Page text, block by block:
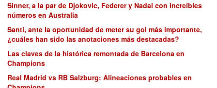
Sinner, a la par de Djokovic, Federer y Nadal con increíbles
números en Australia
Santi, ante la oportunidad de meter su gol más importante,
¿cuáles han sido las anotaciones más destacadas?
Las claves de la histórica remontada de Barcelona en
Champions
Real Madrid vs RB Salzburg: Alineaciones probables en